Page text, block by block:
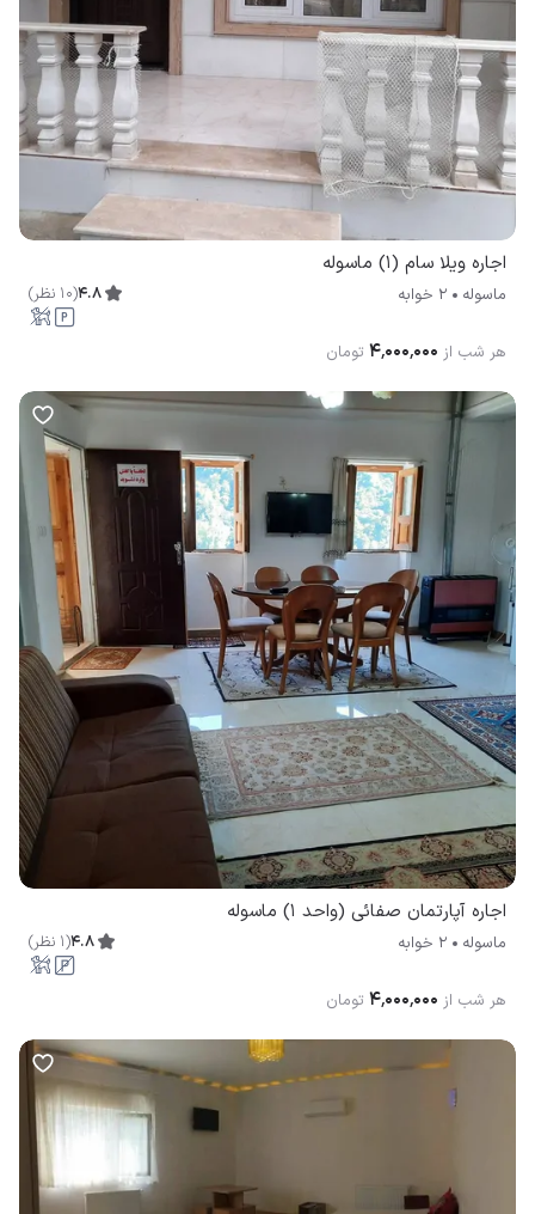
اجاره ویلا سام (۱) ماسوله
ماسوله 2 خوابه 4.8
(
10 نظر)
هر شب از ۴٬۰۰۰٬۰۰۰ تومان
اجاره آپارتمان صفائی (واحد ۱) ماسوله
ماسوله 2 خوابه 4.8
(
1 نظر)
هر شب از ۴٬۰۰۰٬۰۰۰ تومان